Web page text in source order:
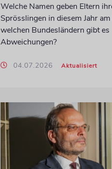
Welche Namen geben Eltern
Sprösslingen in diesem Jahr
welchen Bundesländern gibt es
Abweichungen?
04.07.2026 Aktualisiert